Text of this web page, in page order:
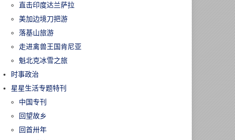
直击印度达兰萨拉
美加边境刀把游
落基山旅游
走进禽兽王国肯尼亚
魁北克冰雪之旅
时事政治
星星生活专题特刊
中国专刊
回望故乡
回首卅年